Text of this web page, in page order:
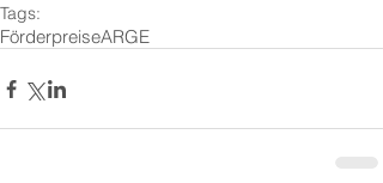
Tags:
FörderpreiseARGE